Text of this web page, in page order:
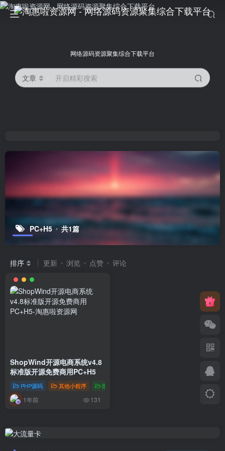
网络源码资源聚集综合下载平台
文章 开启精彩搜索
PC+H5 共1篇
排序 更新 浏览 点赞 评论
ShopWind开源电商系统v4.8
标准版开源免费商用PC+H5
PHP源码 其他小程序 微信公众号
1年前 131